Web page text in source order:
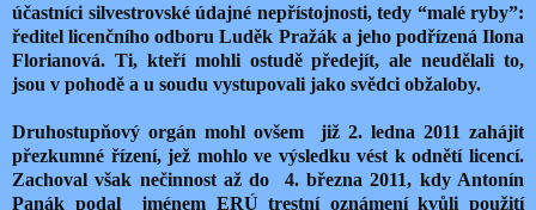
účastníci silvestrovské údajné nepřístojnosti, tedy “malé ryby”:
ředitel licenčního odboru Luděk Pražák a jeho podřízená Ilona
Florianová. Ti, kteří mohli ostudě předejít, ale neudělali to,
jsou v pohodě a u soudu vystupovali jako svědci obžaloby.
Druhostupňový orgán mohl ovšem již 2. ledna 2011 zahájit
přezkumné řízení, jež mohlo ve výsledku vést k odnětí licencí.
Zachoval však nečinnost až do 4. března 2011, kdy Antonín
Panák podal jménem ERÚ trestní oznámení kvůli použití